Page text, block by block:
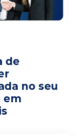
de
no seu
em